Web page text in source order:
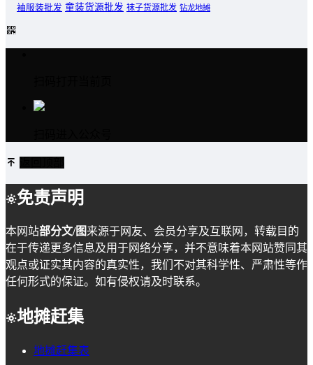
袖服装批发 童装货源批发 袜子货源批发 钻龙地摊
免责声明
本网站部分文/图来源于网友、会员分享及互联网，转载目的
在于传递更多信息及用于网络分享，并不意味着本网站赞同其
观点或证实其内容的真实性，我们不对其科学性、严肃性等作
任何形式的保证。如有侵权请及时联系。
地摊赶集
地摊赶集表